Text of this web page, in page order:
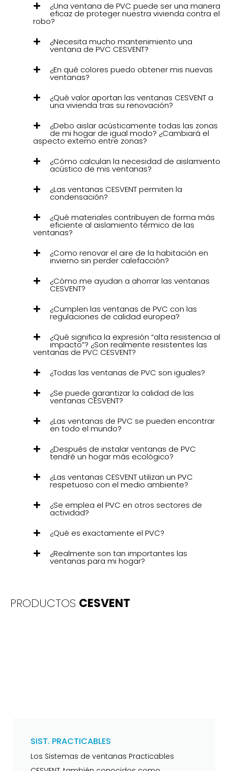
¿Una ventana de PVC puede ser una manera
eficaz de proteger nuestra vivienda contra el
robo?
¿Necesita mucho mantenimiento una
ventana de PVC CESVENT?
¿En qué colores puedo obtener mis nuevas
ventanas?
¿Qué valor aportan las ventanas CESVENT a
una vivienda tras su renovación?
¿Debo aislar acústicamente todas las zonas
de mi hogar de igual modo? ¿Cambiará el
aspecto externo entre zonas?
¿Cómo calculan la necesidad de aislamiento
acústico de mis ventanas?
¿Las ventanas CESVENT permiten la
condensación?
¿Qué materiales contribuyen de forma más
eficiente al aislamiento térmico de las
ventanas?
¿Como renovar el aire de la habitación en
invierno sin perder calefacción?
¿Cómo me ayudan a ahorrar las ventanas
CESVENT?
¿Cumplen las ventanas de PVC con las
regulaciones de calidad europea?
¿Qué significa la expresión “alta resistencia al
impacto”? ¿Son realmente resistentes las
ventanas de PVC CESVENT?
¿Todas las ventanas de PVC son iguales?
¿Se puede garantizar la calidad de las
ventanas CESVENT?
¿Las ventanas de PVC se pueden encontrar
en todo el mundo?
¿Después de instalar ventanas de PVC
tendré un hogar más ecológico?
¿Las ventanas CESVENT utilizan un PVC
respetuoso con el medio ambiente?
¿Se emplea el PVC en otros sectores de
actividad?
¿Qué es exactamente el PVC?
¿Realmente son tan importantes las
ventanas para mi hogar?
PRODUCTOS CESVENT
SIST. PRACTICABLES
Los Sistemas de ventanas Practicables